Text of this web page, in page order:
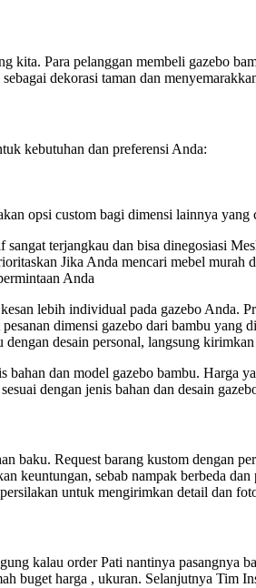
Para pelanggan membeli gazebo
dekorasi taman dan
kebutuhan dan preferensi Anda:
opsi custom bagi dimensi lainnya
terjangkau dan bisa dinegosiasi
Jika Anda mencari mebel
Anda
lebih individual pada gazebo
dimensi gazebo dari bambu
desain personal, langsung
dan model gazebo bambu. Harga
dengan jenis bahan dan desain
baku. Request barang kustom dengan
keuntungan, sebab nampak berbeda
untuk mengirimkan detail dan
kalau order Pati nantinya pasangnya
buget harga , ukuran. Selanjutnya Tim